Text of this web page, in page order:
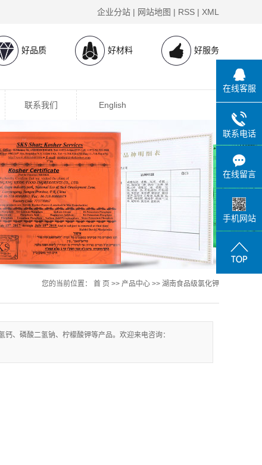
企业分站 | 网站地图 | RSS | XML
好品质 好材料 好服务
联系我们 English
您的当前位置： 首 页 >> 产品中心 >> 湖南食品级氯化钾
、磷酸二氢钠、柠檬酸钾等产品。欢迎来电咨询：
在线客服
联系电话
在线留言
手机网站